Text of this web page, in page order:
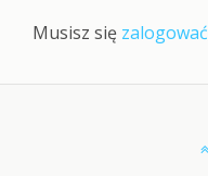
Musisz się zalogować